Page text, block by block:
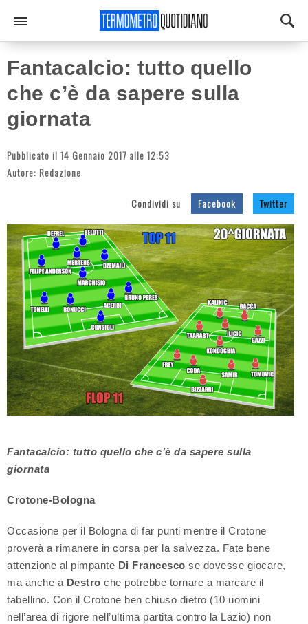
Fantacalcio: tutto quello
che c’è da sapere sulla
giornata
Pubblicato il 14 Gennaio 2017 alle 12:53
Autore: Redazione
Condividi su Facebook Twitter
Fantacalcio: tutto quello che c’è da sapere sulla
giornata
Crotone-Bologna
Occasione per il Bologna di far punti mentre il Crotone
proverà a rimanere in corsa per la salvezza. Fate bene
attenzione al pimpante Di Francesco se dovesse giocare,
ma anche a Destro che potrebbe tornare a marcare il
tabellino. Con il Crotone ben chiuso dietro (10 uomini
nell’area di rigore nell’ultima partita contro la Lazio) non